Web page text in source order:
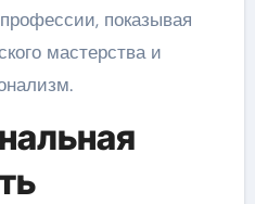
показывая
мастерства и